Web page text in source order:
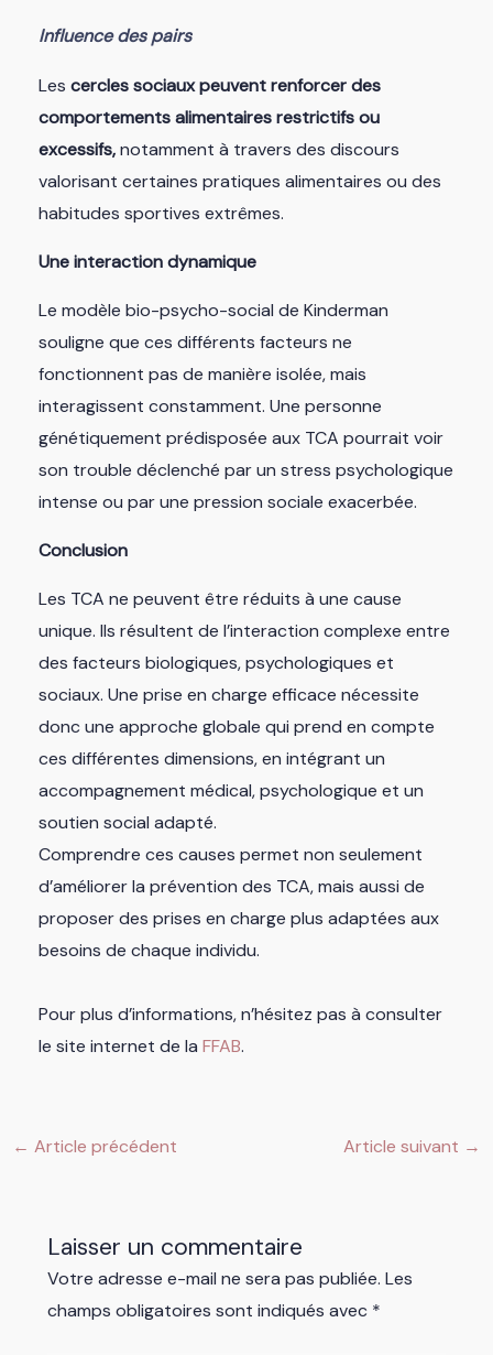
Influence des pairs
Les cercles sociaux peuvent renforcer des
comportements alimentaires restrictifs ou
excessifs,notamment à travers des discours
valorisant certaines pratiques alimentaires ou des
habitudes sportives extrêmes.
Une interaction dynamique
Le modèle bio-psycho-social de Kinderman
souligne que ces différents facteurs ne
fonctionnent pas de manière isolée, mais
interagissent constamment. Une personne
génétiquement prédisposée aux TCA pourrait voir
son trouble déclenché par un stress psychologique
intense ou par une pression sociale exacerbée.
Conclusion
Les TCA ne peuvent être réduits à une cause
unique. Ils résultent de l’interaction complexe entre
des facteurs biologiques, psychologiques et
sociaux. Une prise en charge efficace nécessite
donc une approche globale qui prend en compte
ces différentes dimensions, en intégrant un
accompagnement médical, psychologique et un
soutien social adapté.
Comprendre ces causes permet non seulement
d’améliorer la prévention des TCA, mais aussi de
proposer des prises en charge plus adaptées aux
besoins de chaque individu.
Pour plus d’informations, n’hésitez pas à consulter
le site internet de la FFAB.
← Article précédent Article suivant →
Laisser un commentaire
Votre adresse e-mail ne sera pas publiée. Les
champs obligatoires sont indiqués avec *